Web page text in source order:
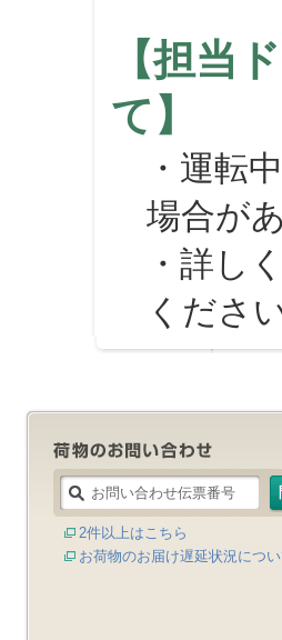
【担当
て】
・運転
場合が
・詳し
ください
2件以上はこちら
お荷物のお届け遅延状況につ